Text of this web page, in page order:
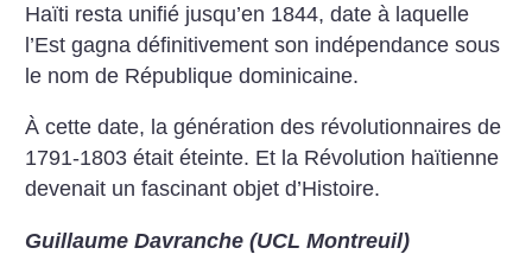
Haïti resta unifié jusqu’en 1844, date à laquelle
l’Est gagna définitivement son indépendance sous
le nom de République dominicaine.
À cette date, la génération des révolutionnaires de
1791-1803 était éteinte. Et la Révolution haïtienne
devenait un fascinant objet d’Histoire.
Guillaume Davranche (UCL Montreuil)